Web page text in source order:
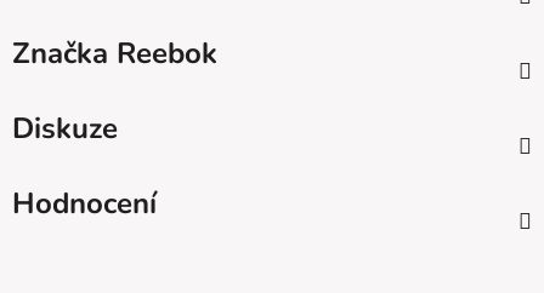
Značka Reebok
Diskuze
Hodnocení